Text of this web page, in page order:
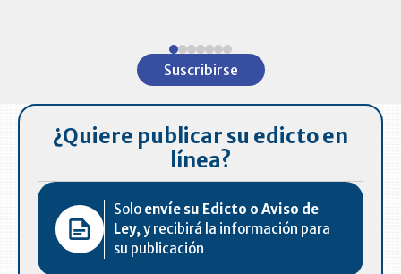
Suscribirse
¿Quiere publicar su edicto en
línea?
Solo envíe su Edicto o Aviso de
Ley,y recibirá la información para
su publicación